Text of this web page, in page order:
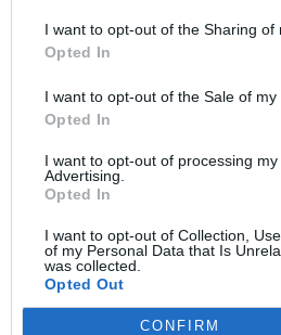
I want to opt-out of the Sharing of
Opted In
I want to opt-out of the Sale of
Opted In
I want to opt-out of processing
Advertising.
Opted In
I want to opt-out of Collection,
of my Personal Data that Is
was collected.
Opted Out
CONFIRM